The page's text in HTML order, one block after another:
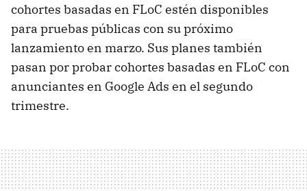
cohortes basadas en FLoC estén disponibles
para pruebas públicas con su próximo
lanzamiento en marzo. Sus planes también
pasan por probar cohortes basadas en FLoC con
anunciantes en Google Ads en el segundo
trimestre.